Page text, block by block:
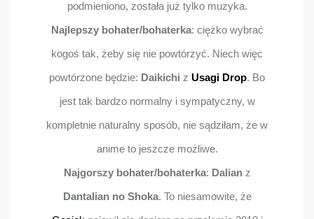
podmieniono, została już tylko muzyka.
Najlepszy bohater/bohaterka: ciężko wybrać
kogoś tak, żeby się nie powtórzyć. Niech więc
powtórzone będzie: Daikichi z Usagi Drop. Bo
jest tak bardzo normalny i sympatyczny, w
kompletnie naturalny sposób, nie sądziłam, że w
anime to jeszcze możliwe.
Najgorszy bohater/bohaterka: Dalianz
Dantalian no Shoka. To niesamowite, że